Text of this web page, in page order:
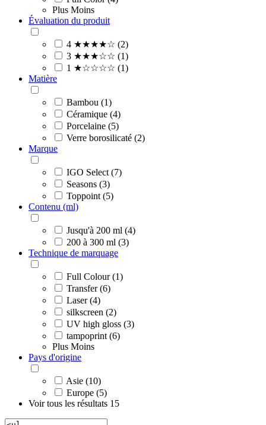
Plus Moins
Évaluation du produit
4 ★★★★☆ (2)
3 ★★★☆☆ (1)
1 ★☆☆☆☆ (1)
Matière
Bambou (1)
Céramique (4)
Porcelaine (5)
Verre borosilicaté (2)
Marque
IGO Select (7)
Seasons (3)
Toppoint (5)
Contenu (ml)
Jusqu'à 200 ml (4)
200 à 300 ml (3)
Technique de marquage
Full Colour (1)
Transfer (6)
Laser (4)
silkscreen (2)
UV high gloss (3)
tampoprint (6)
Plus Moins
Pays d'origine
Asie (10)
Europe (5)
Voir tous les résultats 15